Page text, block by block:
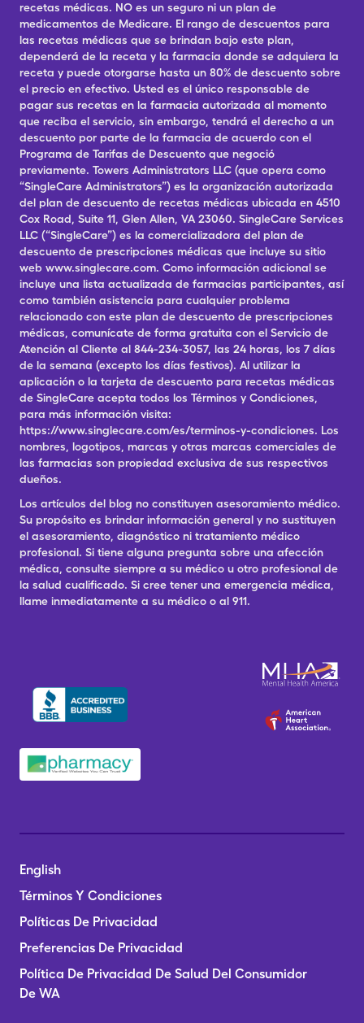
recetas médicas. NO es un seguro ni un plan de
medicamentos de Medicare. El rango de descuentos para
las recetas médicas que se brindan bajo este plan,
dependerá de la receta y la farmacia donde se adquiera la
receta y puede otorgarse hasta un 80% de descuento sobre
el precio en efectivo. Usted es el único responsable de
pagar sus recetas en la farmacia autorizada al momento
que reciba el servicio, sin embargo, tendrá el derecho a un
descuento por parte de la farmacia de acuerdo con el
Programa de Tarifas de Descuento que negoció
previamente. Towers Administrators LLC (que opera como
“SingleCare Administrators”) es la organización autorizada
del plan de descuento de recetas médicas ubicada en 4510
Cox Road, Suite 11, Glen Allen, VA 23060. SingleCare Services
LLC (“SingleCare”) es la comercializadora del plan de
descuento de prescripciones médicas que incluye su sitio
web www.singlecare.com. Como información adicional se
incluye una lista actualizada de farmacias participantes, así
como también asistencia para cualquier problema
relacionado con este plan de descuento de prescripciones
médicas, comunícate de forma gratuita con el Servicio de
Atención al Cliente al 844-234-3057, las 24 horas, los 7 días
de la semana (excepto los días festivos). Al utilizar la
aplicación o la tarjeta de descuento para recetas médicas
de SingleCare acepta todos los Términos y Condiciones,
para más información visita:
https://www.singlecare.com/es/terminos-y-condiciones. Los
nombres, logotipos, marcas y otras marcas comerciales de
las farmacias son propiedad exclusiva de sus respectivos
dueños.
Los artículos del blog no constituyen asesoramiento médico.
Su propósito es brindar información general y no sustituyen
el asesoramiento, diagnóstico ni tratamiento médico
profesional. Si tiene alguna pregunta sobre una afección
médica, consulte siempre a su médico u otro profesional de
la salud cualificado. Si cree tener una emergencia médica,
llame inmediatamente a su médico o al 911.
English
Términos Y Condiciones
Políticas De Privacidad
Preferencias De Privacidad
Política De Privacidad De Salud Del Consumidor
De WA